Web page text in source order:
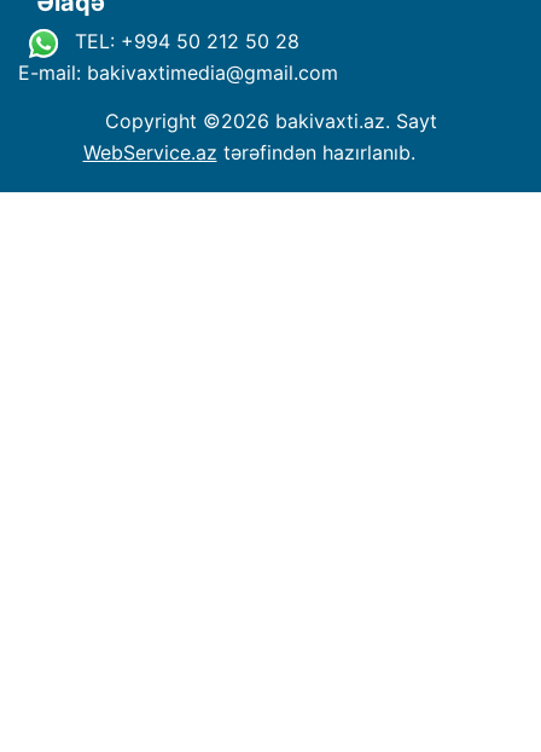
TEL: +994 50 212 50 28
E-mail: bakivaxtimedia@gmail.com
Copyright ©2026 bakivaxti.az. Sayt
WebService.az tərəfindən hazırlanıb.